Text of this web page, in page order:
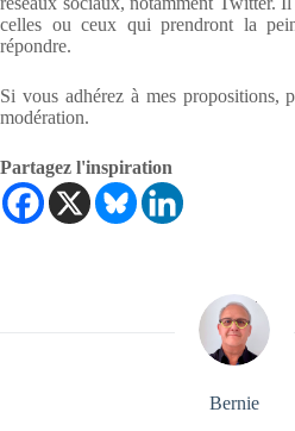
celles ou ceux qui prendront la
répondre.
Si vous adhérez à mes propositions,
modération.
Partagez l'inspiration
Bernie